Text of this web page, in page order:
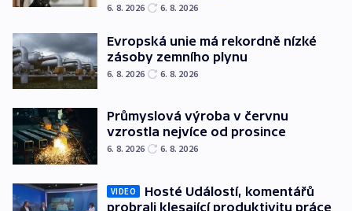
6. 8. 2026 6. 8. 2026
Evropská unie má rekordně nízké
zásoby zemního plynu
6. 8. 2026 6. 8. 2026
Průmyslová výroba v červnu
vzrostla nejvíce od prosince
6. 8. 2026 6. 8. 2026
VIDEO
Hosté Událostí, komentářů
probrali klesající produktivitu práce